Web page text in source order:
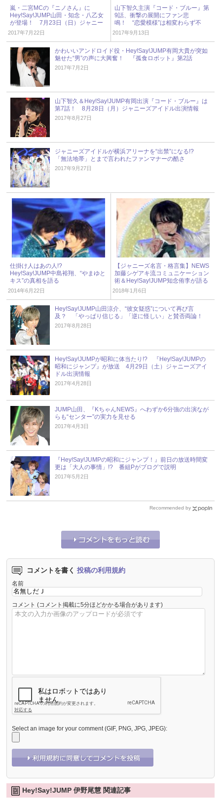
嵐・二宮MCの『ニノさん』に
Hey!Say!JUMP山田・知念・八乙女
が登場！ 7月23日（日）ジャニー
ズアイドル出演情報
2017年7月22日
山下智久主演『コード・ブルー』第
9話、衝撃の展開にファン悲
鳴！ “恋愛模様”は相変わらず不
評……
2017年9月13日
かわいいアンドロイド役・Hey!Say!JUMP有岡大貴が突如
魅せた“男”の声に大興奮！ 『孤食ロボット』第2話
2017年7月2日
山下智久＆Hey!Say!JUMP有岡出演『コード・ブルー』は
第7話！ 8月28日（月）ジャニーズアイドル出演情報
2017年8月27日
ジャニーズアイドルが横浜アリーナを“出禁”になる!?
「無法地帯」とまで言われたファンマナーの酷さ
2017年9月27日
仕掛け人はあの人!?
Hey!Say!JUMP中島裕翔、“やまゆと
キス”の真相を語る
2014年6月22日
【ジャニーズ名言・格言集】NEWS
加藤シゲアキ流コミュニケーション
術＆Hey!Say!JUMP知念侑李が語る
男友達のよさ
2018年1月6日
Hey!Say!JUMP山田涼介、“彼女疑惑”について再び言
及？ 「やっぱり信じる」「逆に怪しい」と賛否両論！
2017年8月28日
Hey!Say!JUMPが昭和に体当たり!? 『Hey!Say!JUMPの
昭和にジャンプ』が放送 4月29日（土）ジャニーズアイ
ドル出演情報
2017年4月28日
JUMP山田、『KちゃんNEWS』へわずか6分強の出演なが
らも“センター”の実力を見せる
2017年4月3日
『Hey!Say!JUMPの昭和にジャンプ！』前日の放送時間変
更は「大人の事情」!? 番組Pがブログで説明
2017年5月2日
Recommended by
コメントを書く 投稿の利用規約
名前
コメント (コメント掲載に5分ほどかかる場合があります)
Select an image for your comment (GIF, PNG, JPG, JPEG):
Hey!Say!JUMP 伊野尾慧 関連記事